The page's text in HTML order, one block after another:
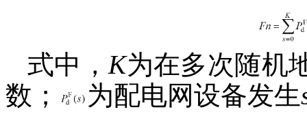
式中，K为在多次随机
数；
为配电网设备发生